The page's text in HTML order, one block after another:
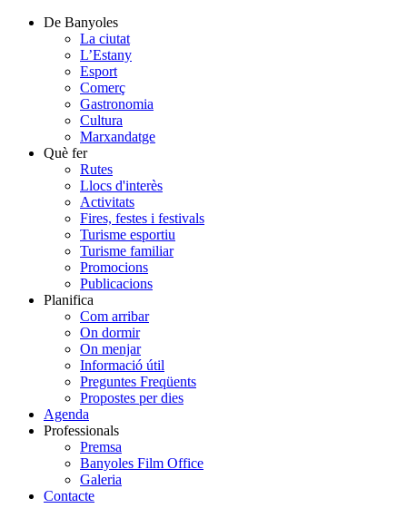
De Banyoles
La ciutat
L’Estany
Esport
Comerç
Gastronomia
Cultura
Marxandatge
Què fer
Rutes
Llocs d'interès
Activitats
Fires, festes i festivals
Turisme esportiu
Turisme familiar
Promocions
Publicacions
Planifica
Com arribar
On dormir
On menjar
Informació útil
Preguntes Freqüents
Propostes per dies
Agenda
Professionals
Premsa
Banyoles Film Office
Galeria
Contacte